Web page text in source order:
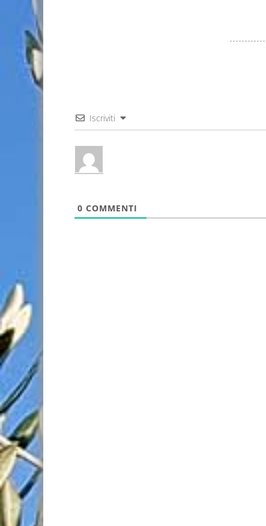
Iscriviti
0 COMMENTI